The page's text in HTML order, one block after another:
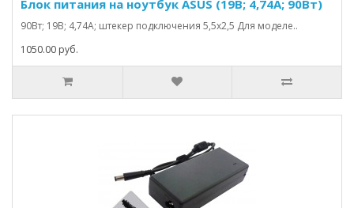
Блок питания на ноутбук ASUS (19В; 4,74А; 90Вт)
90Вт; 19В; 4,74А; штекер подключения 5,5х2,5 Для моделе..
1050.00 руб.